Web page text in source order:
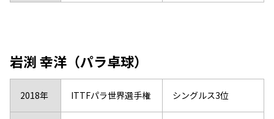
岩渕 幸洋（パラ卓球）
2018年 ITTFパラ世界選手権 シングルス3位